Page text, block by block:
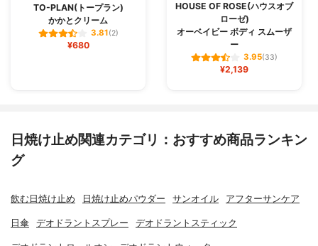
TO-PLAN(トープラン)
かかとクリーム
3.81(2)
¥680
HOUSE OF ROSE(ハウスオブ
ローゼ)
オーベイビー ボディ スムーザ
ー
3.95(33)
¥2,139
日焼け止め関連カテゴリ：おすすめ商品ランキン
グ
飲む日焼け止め 日焼け止めパウダー サンオイル アフターサンケア
日傘 デオドラントスプレー デオドラントスティック